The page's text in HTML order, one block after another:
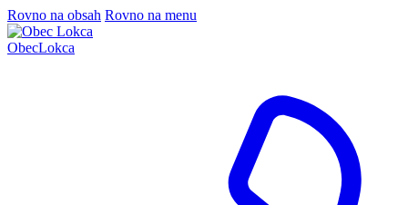
Rovno na obsah Rovno na menu
ObecLokca